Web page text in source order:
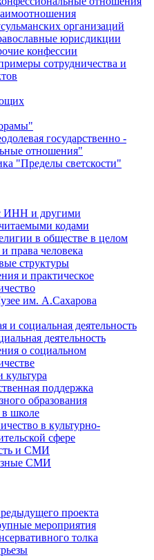
организаций
юрисдикции
конфессии
сотрудничества и
государственно -
отношения"
"Пределы светскости"
ИНН и другими
кодами
в обществе в целом
права человека
структуры
и практическое
им. А.Сахарова
и социальная деятельность
деятельность
о социальном
культура
поддержка
образования
в школе
в культурно-
сфере
и СМИ
СМИ
проекта
мероприятия
толка